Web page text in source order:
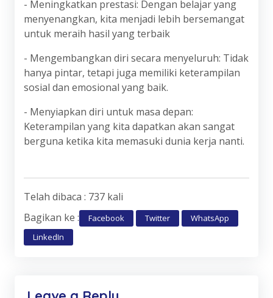
- Meningkatkan prestasi: Dengan belajar yang
menyenangkan, kita menjadi lebih bersemangat
untuk meraih hasil yang terbaik
- Mengembangkan diri secara menyeluruh: Tidak
hanya pintar, tetapi juga memiliki keterampilan
sosial dan emosional yang baik.
- Menyiapkan diri untuk masa depan:
Keterampilan yang kita dapatkan akan sangat
berguna ketika kita memasuki dunia kerja nanti.
Telah dibaca : 737 kali
Bagikan ke :
Facebook Twitter
WhatsApp
LinkedIn